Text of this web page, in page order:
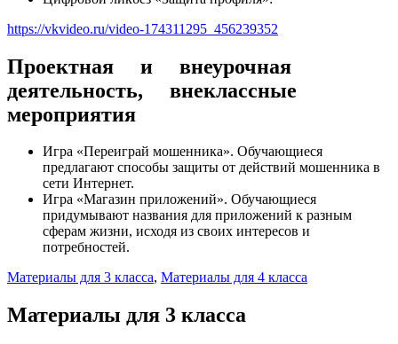
https://vkvideo.ru/video-174311295_456239352
Проектная и внеурочная
деятельность, внеклассные
мероприятия
Игра «Переиграй мошенника». Обучающиеся
предлагают способы защиты от действий мошенника в
сети Интернет.
Игра «Магазин приложений». Обучающиеся
придумывают названия для приложений к разным
сферам жизни, исходя из своих интересов и
потребностей.
Материалы для 3 класса, Материалы для 4 класса
Материалы для 3 класса